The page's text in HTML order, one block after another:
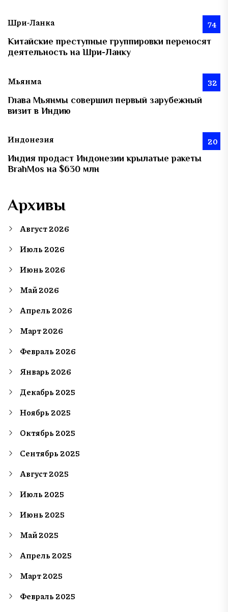
Шри-Ланка 74
Китайские преступные группировки переносят
деятельность на Шри-Ланку
Мьянма 32
Глава Мьянмы совершил первый зарубежный
визит в Индию
Индонезия 20
Индия продаст Индонезии крылатые ракеты
BrahMos на $630 млн
Архивы
Август 2026
Июль 2026
Июнь 2026
Май 2026
Апрель 2026
Март 2026
Февраль 2026
Январь 2026
Декабрь 2025
Ноябрь 2025
Октябрь 2025
Сентябрь 2025
Август 2025
Июль 2025
Июнь 2025
Май 2025
Апрель 2025
Март 2025
Февраль 2025